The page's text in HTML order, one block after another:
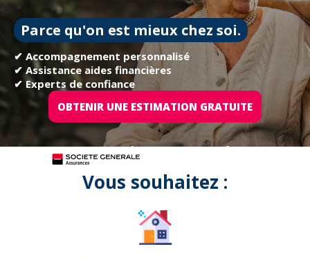
Parce qu'on est mieux chez soi.
✔ Accompagnement personnalisé
✔ Assistance aides financières
✔ Experts de confiance
OBTENIR UNE ESTIMATION GRATUITE
Tous nos projets sont assurés par
Vous souhaitez :